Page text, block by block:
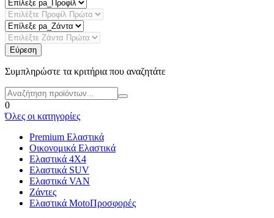
Εύρεση
Συμπληρώστε τα κριτήρια που αναζητάτε
0
Όλες οι κατηγορίες
Premium Ελαστικά
Οικονομικά Ελαστικά
Ελαστικά 4X4
Ελαστικά SUV
Ελαστικά VAN
Ζάντες
Ελαστικά MotoΠροσφορές